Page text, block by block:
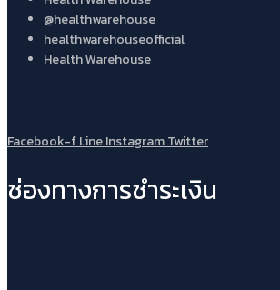
@healthwarehouse
healthwarehouseofficial
Health Warehouse
Facebook-fLineInstagramTwitter
ช่องทางการชำระเงิน